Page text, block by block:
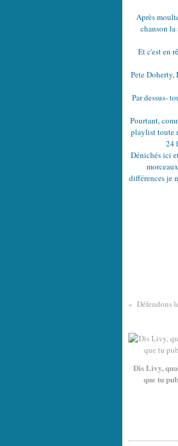
Après
chanson
Et c'est en
Pete Doherty,
Par dessus-
Pourtant,
playlist toute
24
Dénichés ici
différences je
Défendons
Dis Livy,
que tu